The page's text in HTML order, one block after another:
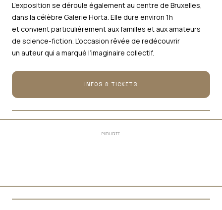
L’exposition se déroule également au centre de Bruxelles,
dans la célèbre Galerie Horta. Elle dure environ 1h
et convient particulièrement aux familles et aux amateurs
de science-fiction. L’occasion rêvée de redécouvrir
un auteur qui a marqué l’imaginaire collectif.
INFOS & TICKETS
PUBLICITÉ